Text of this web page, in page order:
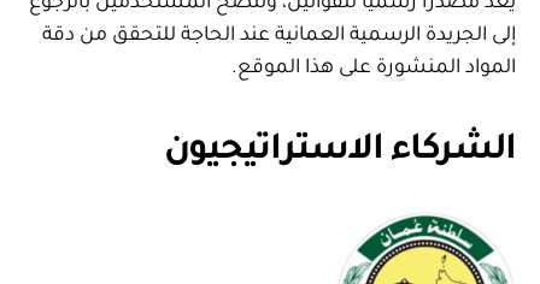
إلى الجريدة الرسمية العمانية عند الحاجة للتحقق من دقة
المواد المنشورة على هذا الموقع.
الشركاء الاستراتيجيون